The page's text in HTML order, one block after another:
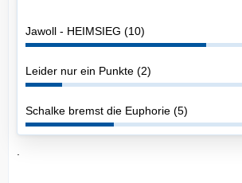
Jawoll - HEIMSIEG (10)
Leider nur ein Punkte (2)
Schalke bremst die Euphorie (5)